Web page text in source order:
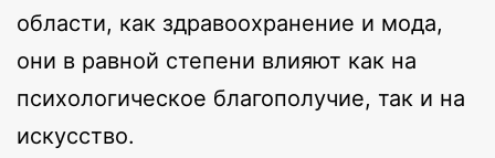
области, как здравоохранение и мода,
они в равной степени влияют как на
психологическое благополучие, так и на
искусство.